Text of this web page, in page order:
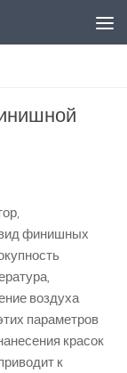
финишных
воздуха
параметров
красок
к